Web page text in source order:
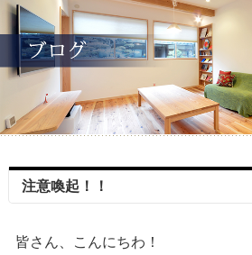
注意喚起！！
皆さん、こんにちわ！